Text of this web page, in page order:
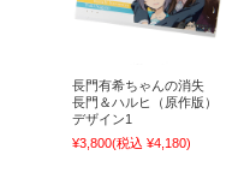
長門有希ちゃんの消失
長門＆ハルヒ（原作版）
デザイン1
¥3,800(税込 ¥4,180)